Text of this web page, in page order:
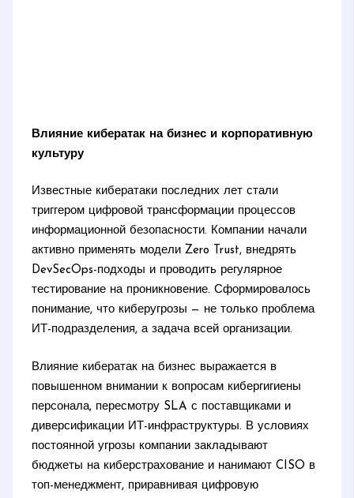
Влияние кибератак на бизнес и корпоративную
культуру
Известные кибератаки последних лет стали
триггером цифровой трансформации процессов
информационной безопасности. Компании начали
активно применять модели Zero Trust, внедрять
DevSecOps-подходы и проводить регулярное
тестирование на проникновение. Сформировалось
понимание, что киберугрозы — не только проблема
ИТ-подразделения, а задача всей организации.
Влияние кибератак на бизнес выражается в
повышенном внимании к вопросам кибергигиены
персонала, пересмотру SLA с поставщиками и
диверсификации ИТ-инфраструктуры. В условиях
постоянной угрозы компании закладывают
бюджеты на киберстрахование и нанимают CISO в
топ-менеджмент, приравнивая цифровую